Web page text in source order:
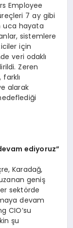
Employee
7 ay gibi
uca hayata
sistemlere
için
veri odaklı
Zeren
alarak
ediyoruz”
Karadağ,
geniş
sektörde
devam
CIO’su
şu